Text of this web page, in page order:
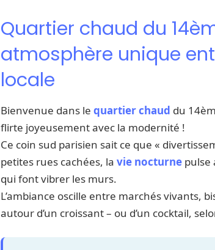
Quartier chaud du
atmosphère unique
locale
Bienvenue dans le quartier chaud du
flirte joyeusement avec la modernité !
Ce coin sud parisien sait ce que «
petites rues cachées, la vie nocturne pulse
qui font vibrer les murs.
L’ambiance oscille entre marchés vivants,
autour d’un croissant – ou d’un cocktail,